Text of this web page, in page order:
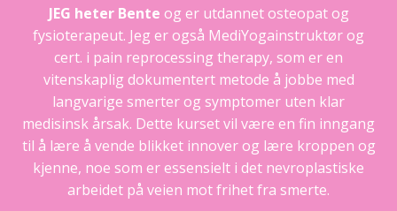
JEG heter Bente og er utdannet osteopat og
fysioterapeut. Jeg er også MediYogainstruktør og
cert. i pain reprocessing therapy, som er en
vitenskaplig dokumentert metode å jobbe med
langvarige smerter og symptomer uten klar
medisinsk årsak. Dette kurset vil være en fin inngang
til å lære å vende blikket innover og lære kroppen og
kjenne, noe som er essensielt i det nevroplastiske
arbeidet på veien mot frihet fra smerte.